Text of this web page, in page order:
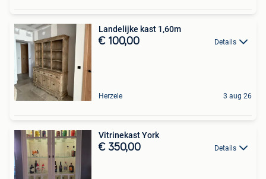
Landelijke kast 1,60m
€ 100,00 Details
Herzele 3 aug 26
Vitrinekast York
€ 350,00 Details